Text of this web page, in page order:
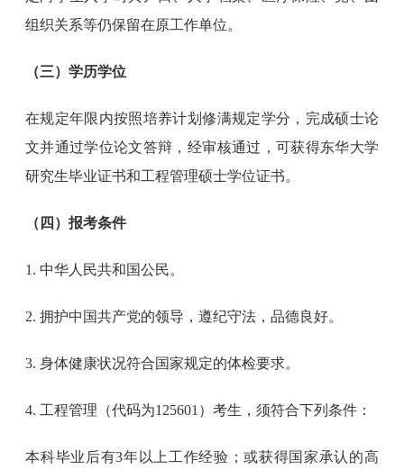
组织关系等仍保留在原工作单位。
（三）学历学位
在规定年限内按照培养计划修满规定学分，完成硕士论
文并通过学位论文答辩，经审核通过，可获得东华大学
研究生毕业证书和工程管理硕士学位证书。
（四）报考条件
1. 中华人民共和国公民。
2. 拥护中国共产党的领导，遵纪守法，品德良好。
3. 身体健康状况符合国家规定的体检要求。
4. 工程管理（代码为125601）考生，须符合下列条件：
本科毕业后有3年以上工作经验；或获得国家承认的高